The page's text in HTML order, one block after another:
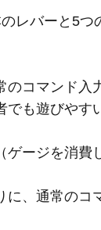
バーと5つ
コマンド入
も遊びやす
ージを消費
、通常の